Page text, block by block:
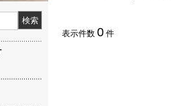
表示件数 0 件